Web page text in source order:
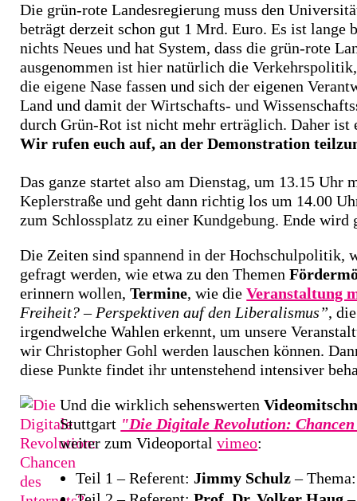
Die grün-rote Landesregierung muss den
beträgt derzeit schon gut 1 Mrd. Euro. Es ist
nichts Neues und hat System, dass die grün-rote
ausgenommen ist hier natürlich die
die eigene Nase fassen und sich der eigenen
Land und damit der Wirtschafts- und
durch Grün-Rot ist nicht mehr erträglich. Daher ist
Wir rufen euch auf, an der Demonstration
Das ganze startet also am Dienstag, um 13.15 Uhr
Keplerstraße und geht dann richtig los um 14.00
zum Schlossplatz zu einer Kundgebung. Ende
Die Zeiten sind spannend in der Hochschulpolitik,
gefragt werden, wie etwa zu den Themen
erinnern wollen,Termine, wie dieVeranstaltung
Freiheit? – Perspektiven auf den Liberalismus”,
irgendwelche Wahlen erkennt, um unsere
wir Christopher Gohl werden lauschen können.
diese Punkte findet ihr untenstehend intensiver
Und die wirklich sehenswerten
Stuttgart "Die Digitale Revolution:
weiter zum Videoportalvimeo:
Teil 1 – Referent:Jimmy Schulz– Thema: